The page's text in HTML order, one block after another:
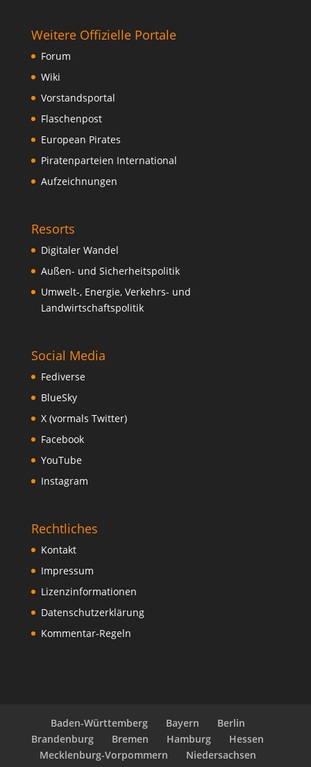
Weitere Offizielle Portale
Forum
Wiki
Vorstandsportal
Flaschenpost
European Pirates
Piratenparteien International
Aufzeichnungen
Resorts
Digitaler Wandel
Außen- und Sicherheitspolitik
Umwelt-, Energie, Verkehrs- und
Landwirtschaftspolitik
Social Media
Fediverse
BlueSky
X (vormals Twitter)
Facebook
YouTube
Instagram
Rechtliches
Kontakt
Impressum
Lizenzinformationen
Datenschutzerklärung
Kommentar-Regeln
Baden-Württemberg Bayern
Berlin
Brandenburg
Bremen Hamburg
Hessen
Mecklenburg-Vorpommern
Niedersachsen